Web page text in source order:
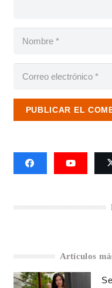
PUBLICAR EL
Artículos